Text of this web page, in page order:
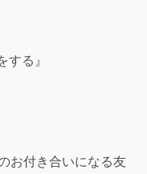
する』
お付き合いになる友